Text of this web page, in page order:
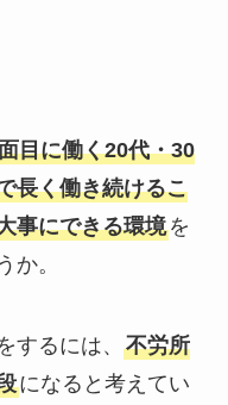
目に働く20代・30
長く働き続けるこ
事にできる環境を
か。
するには、 不労所
になると考えてい